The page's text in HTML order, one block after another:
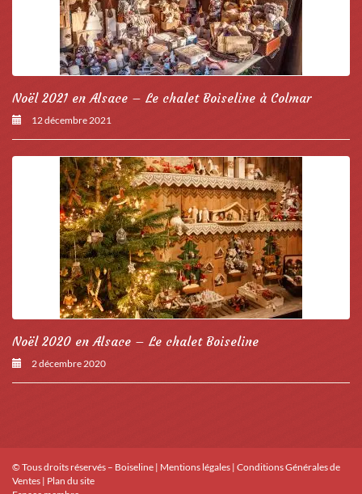
Noël 2021 en Alsace – Le chalet Boiseline à Colmar
12 décembre 2021
Noël 2020 en Alsace – Le chalet Boiseline
2 décembre 2020
© Tous droits réservés – Boiseline | Mentions légales | Conditions Générales de
Ventes | Plan du site